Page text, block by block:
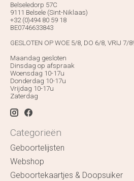
Belseledorp 57C
9111 Belsele (Sint-Niklaas)
+32 (0)494 80 59 18
BE0746633843
GESLOTEN OP WOE 5/8, DO 6/8, VRIJ 7/8!
Maandag gesloten
Dinsdag op afspraak
Woensdag 10-17u
Donderdag 10-17u
Vrijdag 10-17u
Zaterdag
Categorieën
Geboortelijsten
Webshop
Geboortekaartjes & Doopsuiker